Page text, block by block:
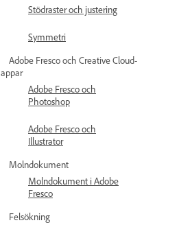
Stödraster och justering
Symmetri
Adobe Fresco och Creative Cloud-
appar
Adobe Fresco och
Photoshop
Adobe Fresco och
Illustrator
Molndokument
Molndokument i Adobe
Fresco
Felsökning